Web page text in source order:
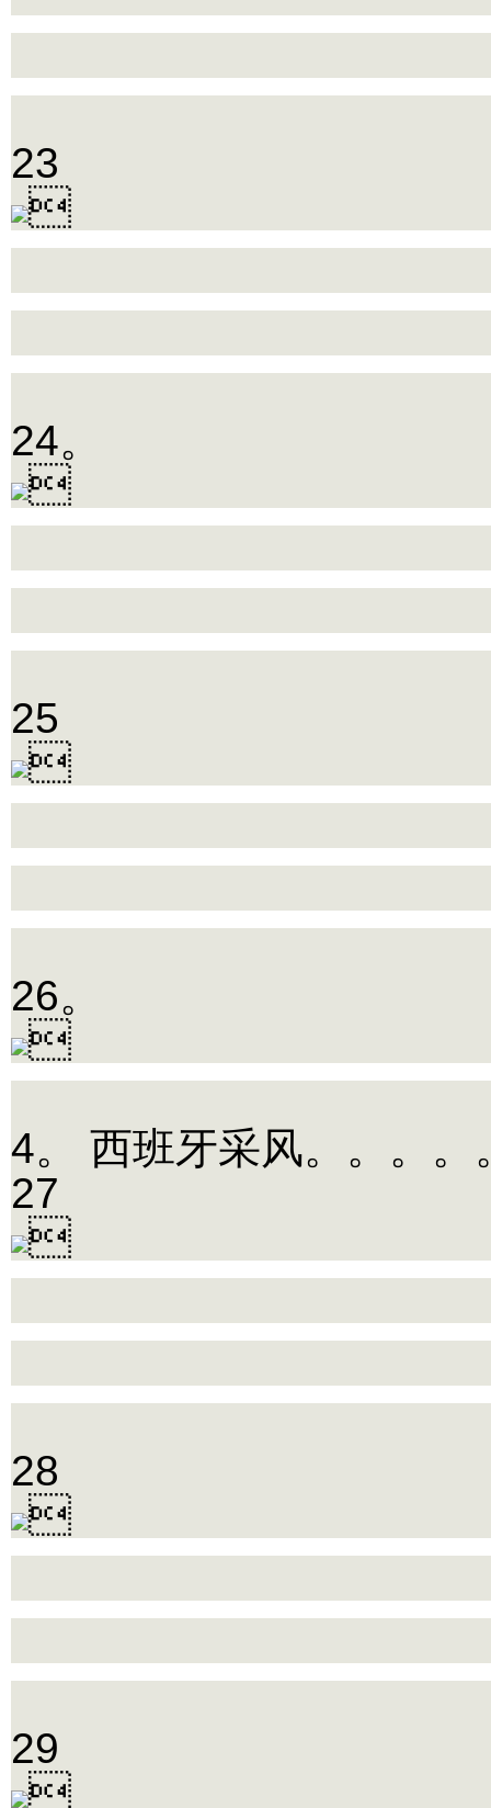
23

24。

25

26。

4。 西班牙采风。。。。
27

28

29
